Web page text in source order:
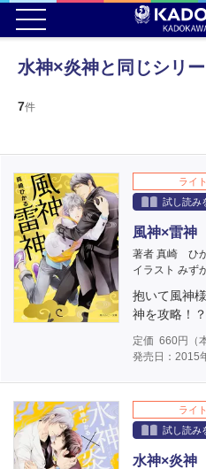
水神×炎神と同じシリ
7件
ライ
試し読み
風神×雷神
著者 真崎 ひ
イラスト みず
抱いて風神
神を攻略！？
定価 660円（
発売日：2015
ライ
試し読み
水神×炎神